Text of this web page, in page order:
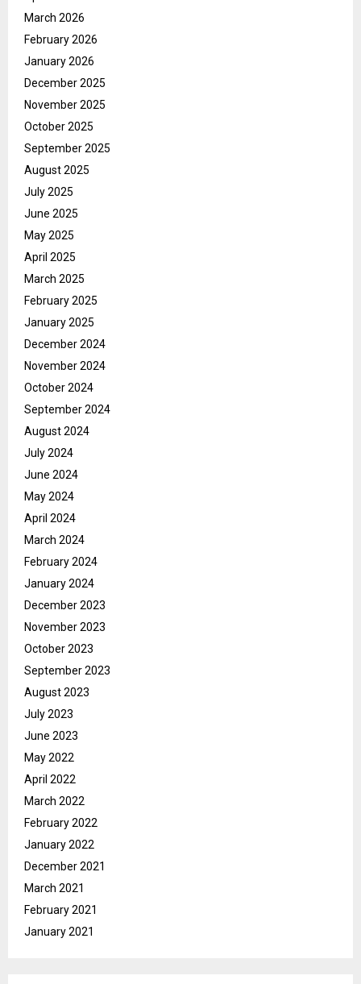
March 2026
February 2026
January 2026
December 2025
November 2025
October 2025
September 2025
August 2025
July 2025
June 2025
May 2025
April 2025
March 2025
February 2025
January 2025
December 2024
November 2024
October 2024
September 2024
August 2024
July 2024
June 2024
May 2024
April 2024
March 2024
February 2024
January 2024
December 2023
November 2023
October 2023
September 2023
August 2023
July 2023
June 2023
May 2022
April 2022
March 2022
February 2022
January 2022
December 2021
March 2021
February 2021
January 2021